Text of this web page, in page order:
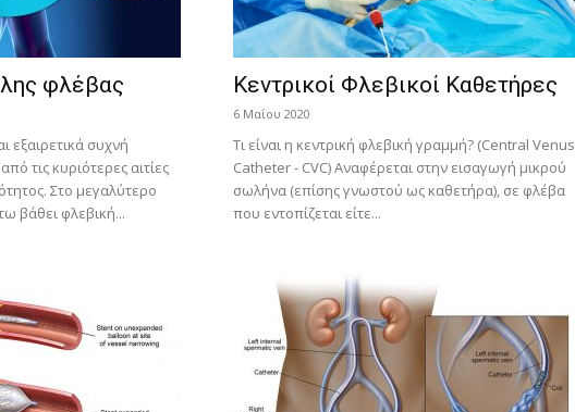
φλέβας
εξαιρετικά συχνή
τις κυριότερες αιτίες
Στο μεγαλύτερο
βάθει φλεβική...
Κεντρικοί Φλεβικοί Καθετήρες
6 Μαΐου 2020
Τι είναι η κεντρική φλεβική γραμμή? (Central Venus
Catheter - CVC) Αναφέρεται στην εισαγωγή μικρού
σωλήνα (επίσης γνωστού ως καθετήρα), σε φλέβα
που εντοπίζεται είτε...